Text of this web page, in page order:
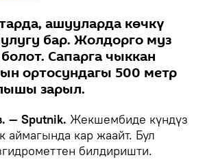
ашууларда көчкү
бар. Жолдорго муз
Сапарга чыккан
ортосундагы 500 метр
зарыл.
— Sputnik. Жекшембиде күндүз
аймагында кар жаайт. Бул
билдиришти.